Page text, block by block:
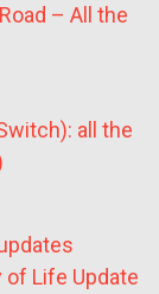
– All the
all the
of Life Update